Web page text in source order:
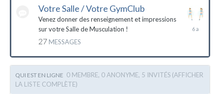
Votre Salle / Votre GymClub
Venez donner des renseignement et impressions
sur votre Salle de Musculation !
27 MESSAGES
26
QUI EST EN LIGNE 0 MEMBRE, 0 ANONYME, 5 INVITÉS (AFFICHER
LA LISTE COMPLÈTE)